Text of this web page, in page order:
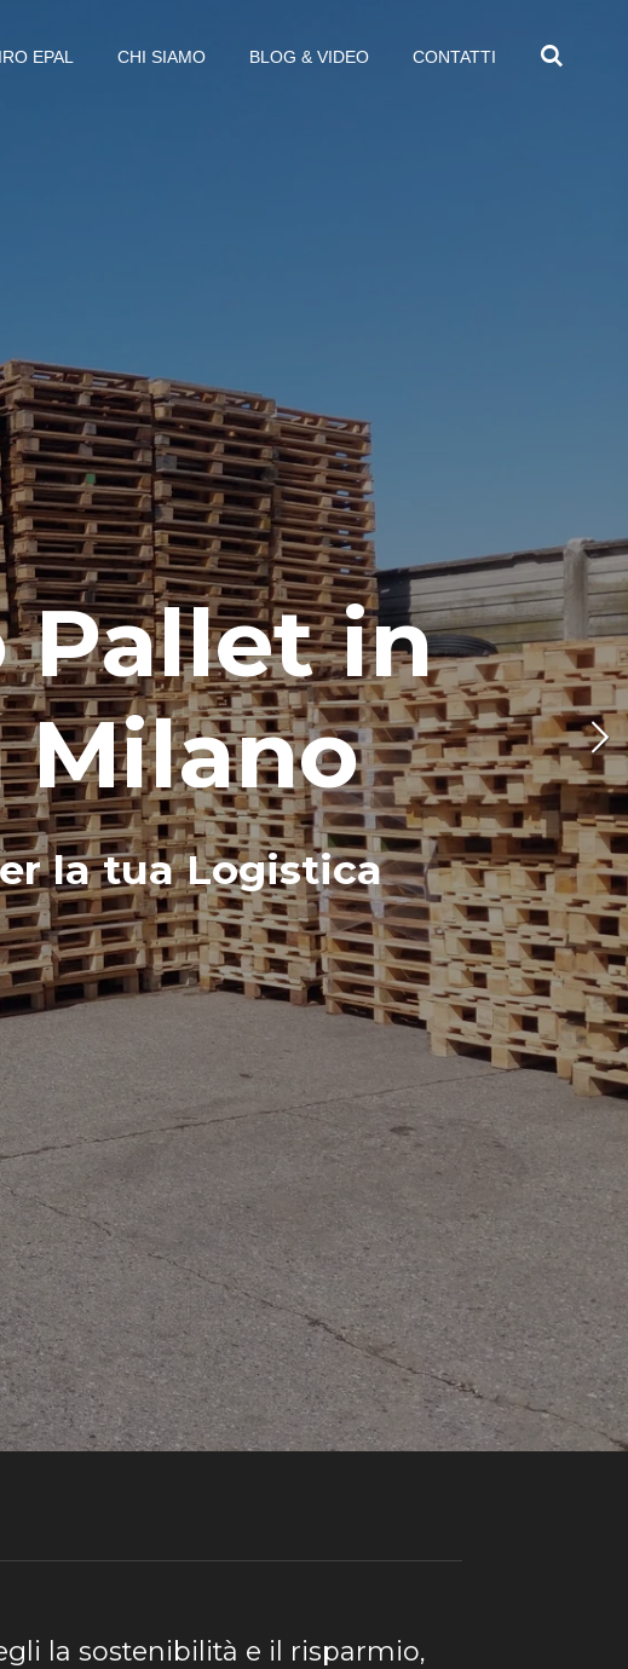
EPAL CHI SIAMO BLOG & VIDEO CONTATTI
Pallet in
Milano
la tua Logistica
la sostenibilità e il risparmio,